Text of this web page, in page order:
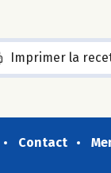
Imprimer la
Contact